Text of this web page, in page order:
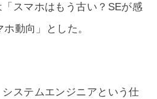
スマホはもう古い？SEが感
動向」とした。
ステムエンジニアという仕